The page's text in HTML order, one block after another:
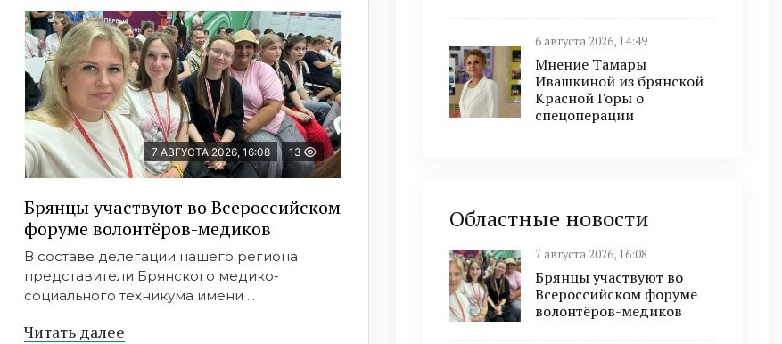
7 АВГУСТА 2026, 16:08 13
Брянцы участвуют во Всероссийском
форуме волонтёров-медиков
В составе делегации нашего региона
представители Брянского медико-
социального техникума имени ...
Читать далее
6 августа 2026, 14:49
Мнение Тамары
Ивашкиной из брянской
Красной Горы о
спецоперации
Областные новости
7 августа 2026, 16:08
Брянцы участвуют во
Всероссийском форуме
волонтёров-медиков